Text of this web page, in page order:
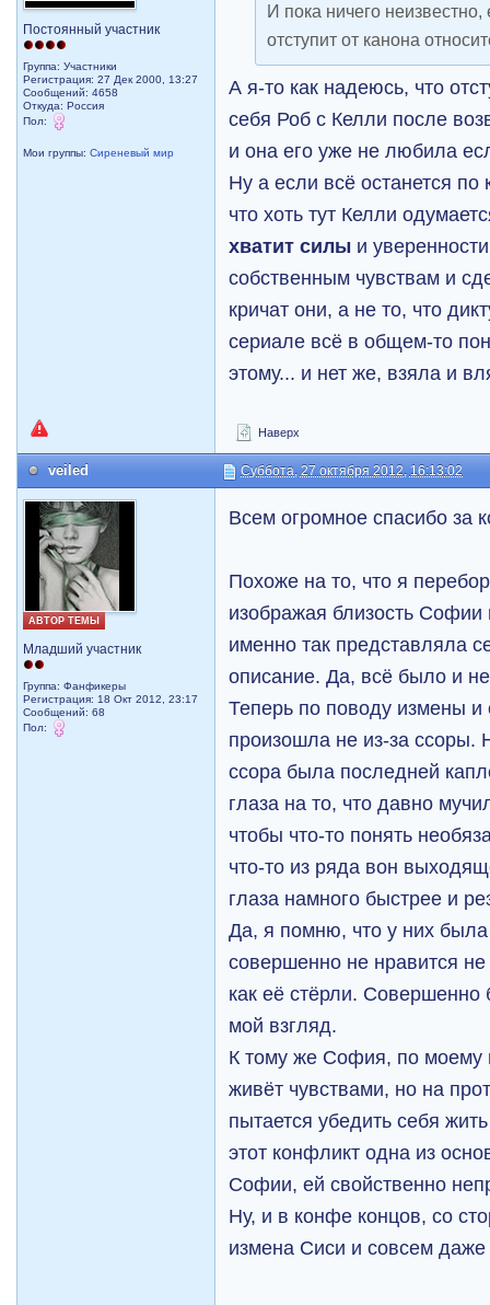
Постоянный участник
Группа: Участники
Регистрация: 27 Дек 2000, 13:27
Сообщений: 4658
Откуда: Россия
Пол:
Мои группы:Сиреневый мир
И пока ничего
отступит от канона
А я-то как надеюсь, что
себя Роб с Келли после
и она его уже не любила
Ну а если всё останется по
что хоть тут Келли
хватит силы и
собственным чувствам и
кричат они, а не то, что
сериале всё в общем-то
этому... и нет же, взяла и
Наверх
veiled Суббота, 27 октября 2012, 16:13:02
АВТОР ТЕМЫ
Младший участник
Группа: Фанфикеры
Регистрация: 18 Окт 2012, 23:17
Сообщений: 68
Пол:
Всем огромное спасибо за
Похоже на то, что я
изображая близость
именно так представляла
описание. Да, всё было и
Теперь по поводу измены
произошла не из-за ссоры.
ссора была последней
глаза на то, что давно
чтобы что-то понять
что-то из ряда вон
глаза намного быстрее и
Да, я помню, что у них
совершенно не нравится
как её стёрли.
мой взгляд.
К тому же София, по моему
живёт чувствами, но на
пытается убедить себя
этот конфликт одна из
Софии, ей свойственно
Ну, и в конфе концов, со
измена Сиси и совсем